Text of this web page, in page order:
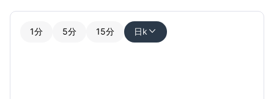
1分 5分 15分 日k 